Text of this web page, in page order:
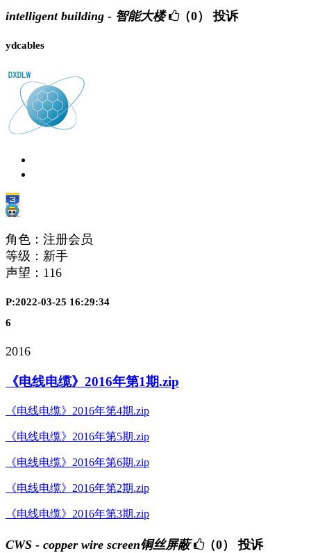
intelligent building - 智能大楼 （0） 投诉
ydcables
角色：注册会员
等级：新手
声望： 116
P:2022-03-25 16:29:34
6
2016
《电线电缆》2016年第1期.zip
《电线电缆》2016年第4期.zip
《电线电缆》2016年第5期.zip
《电线电缆》2016年第6期.zip
《电线电缆》2016年第2期.zip
《电线电缆》2016年第3期.zip
CWS - copper wire screen铜丝屏蔽 （0） 投诉